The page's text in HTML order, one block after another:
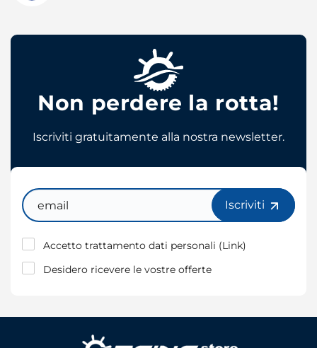
Non perdere la rotta!
Iscriviti gratuitamente alla nostra newsletter.
Email
Iscriviti
Accetto trattamento dati personali (Link)
Desidero ricevere le vostre offerte